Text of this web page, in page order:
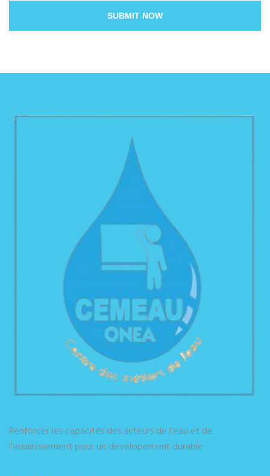
SUBMIT NOW
Renforcer les capacités des acteurs de l'eau et de
l'assainissement pour un developement durable